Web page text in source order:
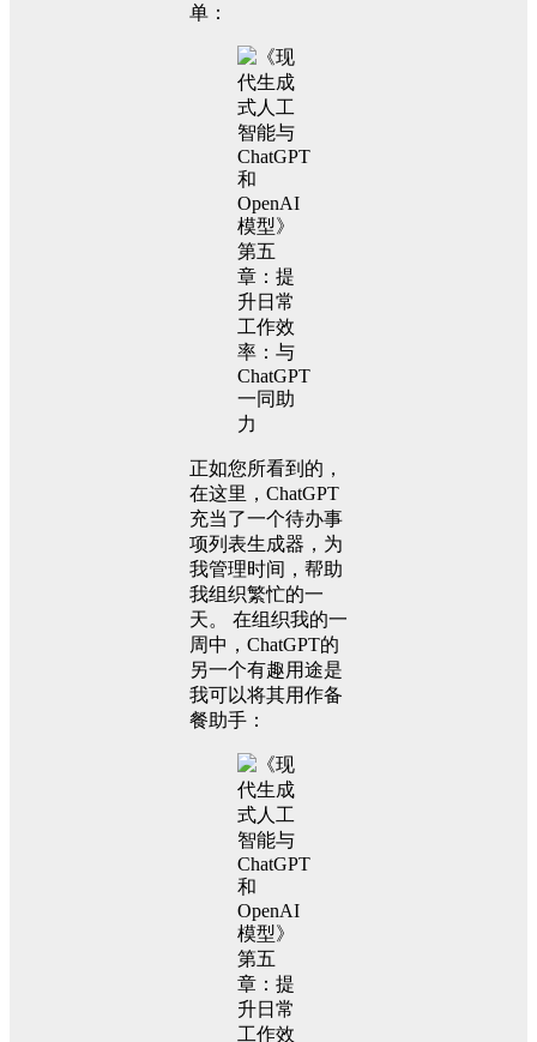
单：
正如您所看到的，
在这里，ChatGPT
充当了一个待办事
项列表生成器，为
我管理时间，帮助
我组织繁忙的一
天。 在组织我的一
周中，ChatGPT的
另一个有趣用途是
我可以将其用作备
餐助手：